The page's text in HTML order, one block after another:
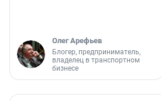
Олег Арефьев
Блогер, предприниматель,
владелец в транспортном
бизнесе